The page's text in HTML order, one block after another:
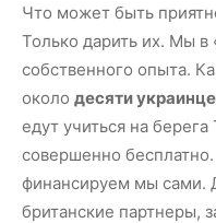
Что может быть
Только дарить их. Мы в
собственного опыта.
около десяти
едут учиться на
совершенно
финансируем мы сами.
британские партнеры,